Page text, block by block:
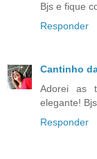
Bjs e fique
Responder
Cantinho
Adorei as
elegante!
Responder